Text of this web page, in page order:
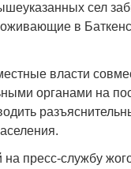
сел
в
власти
органами на
на пресс-службу